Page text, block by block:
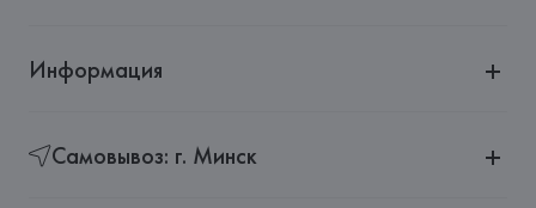
Информация
Самовывоз: г. Минск